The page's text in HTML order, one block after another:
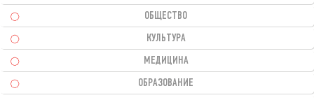
ОБЩЕСТВО
КУЛЬТУРА
МЕДИЦИНА
ОБРАЗОВАНИЕ